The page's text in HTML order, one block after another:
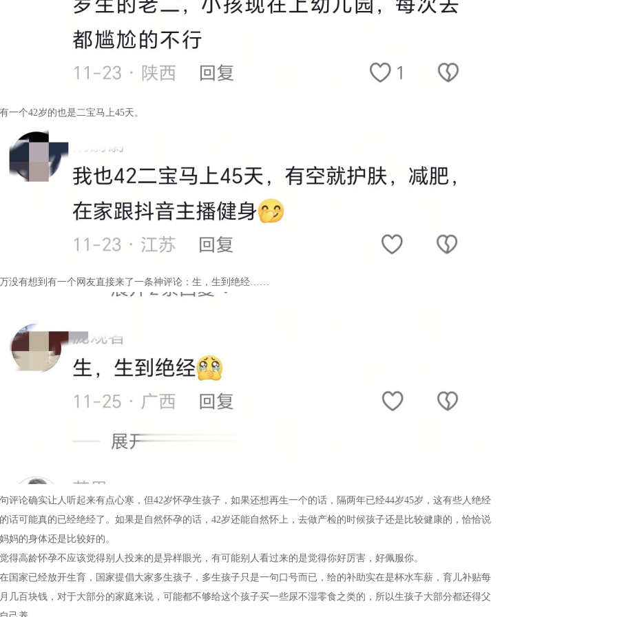
一个42岁的也是二宝马上45天。
没有想到有一个网友直接来了一条神评论：生，生到绝经……
评论确实让人听起来有点心寒，但42岁怀孕生孩子，如果还想再生一个的话，隔两年已经44岁45岁，这有些人绝经
话可能真的已经绝经了。如果是自然怀孕的话，42岁还能自然怀上，去做产检的时候孩子还是比较健康的，恰恰说
妈的身体还是比较好的。
得高龄怀孕不应该觉得别人投来的是异样眼光，有可能别人看过来的是觉得你好厉害，好佩服你。
国家已经放开生育，国家提倡大家多生孩子，多生孩子只是一句口号而已，给的补助实在是杯水车薪，育儿补贴每
几百块钱，对于大部分的家庭来说，可能都不够给这个孩子买一些尿不湿零食之类的，所以生孩子大部分都还得父